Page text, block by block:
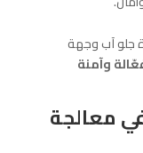
جلو آب وجهة
وآمنة
معالجة